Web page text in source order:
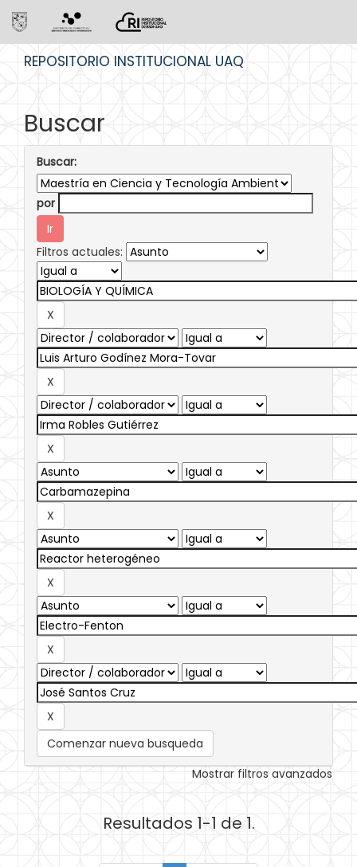
REPOSITORIO INSTITUCIONAL UAQ
Buscar
Buscar:
por
Filtros actuales:
Comenzar nueva busqueda
Mostrar filtros avanzados
Resultados 1-1 de 1.